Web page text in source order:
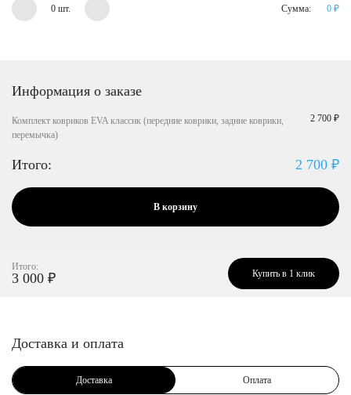
0 шт. Сумма: 0 ₽
Информация о заказе
Комплект ковриков EVA классик (передние коврики, задние коврики,
перемычка)
2 700 ₽
Итого: 2 700 ₽
В корзину
Итого:
3 000 ₽ Купить в 1 клик
Доставка и оплата
Доставка Оплата